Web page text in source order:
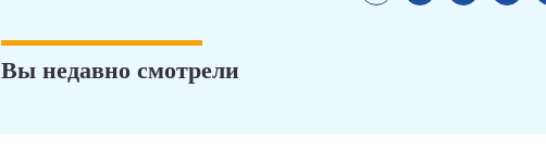
Вы недавно смотрели